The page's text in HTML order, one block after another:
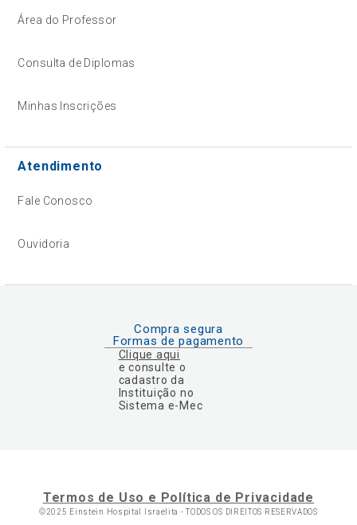
Área do Professor
Consulta de Diplomas
Minhas Inscrições
Atendimento
Fale Conosco
Ouvidoria
Compra segura
Formas de pagamento
Clique aqui
e consulte o
cadastro da
Instituição no
Sistema e-Mec
Termos de Uso e Política de Privacidade
©2025 Einstein Hospital Israelita -TODOS OS DIREITOS RESERVADOS